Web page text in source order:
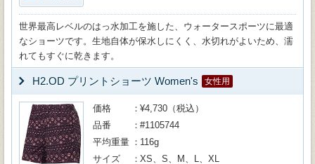
世界最高レベルのはっ水加工を施した、ウォータースポーツに最適
なショーツです。生地自体が保水しにくく、水切れがよいため、濡
れてもすぐに乾きます。
H2.OD プリントショーツ Women's 女性用
価格
¥4,730（税込）
品番
#1105744
平均重量
116g
サイズ
XS、S、M、L、XL